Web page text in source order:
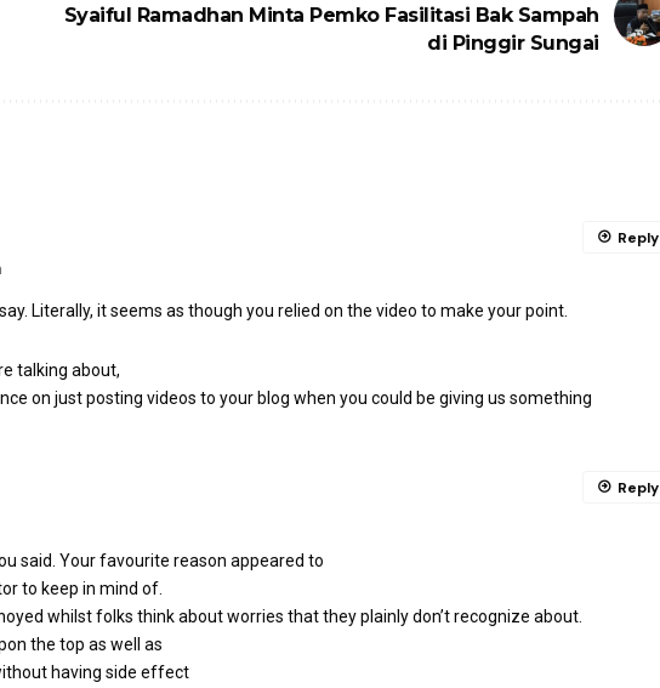
Syaiful Ramadhan Minta Pemko Fasilitasi Bak Sampah
di Pinggir Sungai
Literally, it seems as though you relied on the video to make your point.
talking about,
on just posting videos to your blog when you could be giving us something
Reply
said. Your favourite reason appeared to
to keep in mind of.
whilst folks think about worries that they plainly don’t recognize about.
the top as well as
having side effect
Reply